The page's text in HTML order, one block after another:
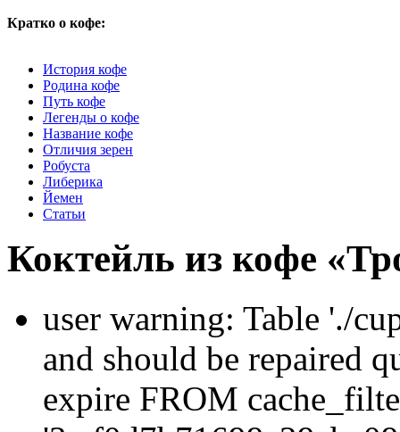
Кратко о кофе:
История кофе
Родина кофе
Путь кофе
Легенды о кофе
Название кофе
Отличия зерен
Робуста
Либерика
Йемен
Статьи
Коктейль из кофе
user warning: Table './
and should be repaired
expire FROM